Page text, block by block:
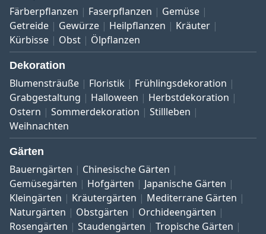
Färberpflanzen Faserpflanzen
Gemüse
Getreide
Gewürze Heilpflanzen
Kräuter
Kürbisse
Obst Ölpflanzen
Dekoration
Blumensträuße Floristik
Frühlingsdekoration
Grabgestaltung
Halloween
Herbstdekoration
Ostern
Sommerdekoration
Stillleben
Weihnachten
Gärten
Bauerngärten
Chinesische Gärten
Gemüsegärten
Hofgärten
Japanische Gärten
Kleingärten
Kräutergärten
Mediterrane Gärten
Naturgärten
Obstgärten
Orchideengärten
Rosengärten
Staudengärten Tropische Gärten